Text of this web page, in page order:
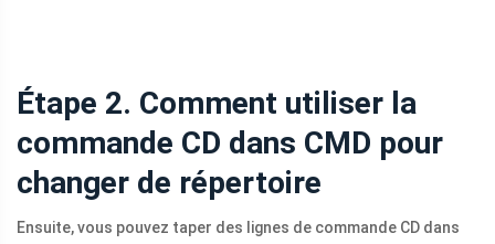
Étape 2. Comment utiliser la
commande CD dans CMD pour
changer de répertoire
Ensuite, vous pouvez taper des lignes de commande CD dans